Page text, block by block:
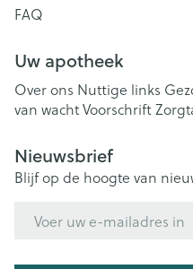
FAQ
Uw apotheek
Over ons Nuttige links
van wachtVoorschrift
Nieuwsbrief
Blijf op de hoogte van